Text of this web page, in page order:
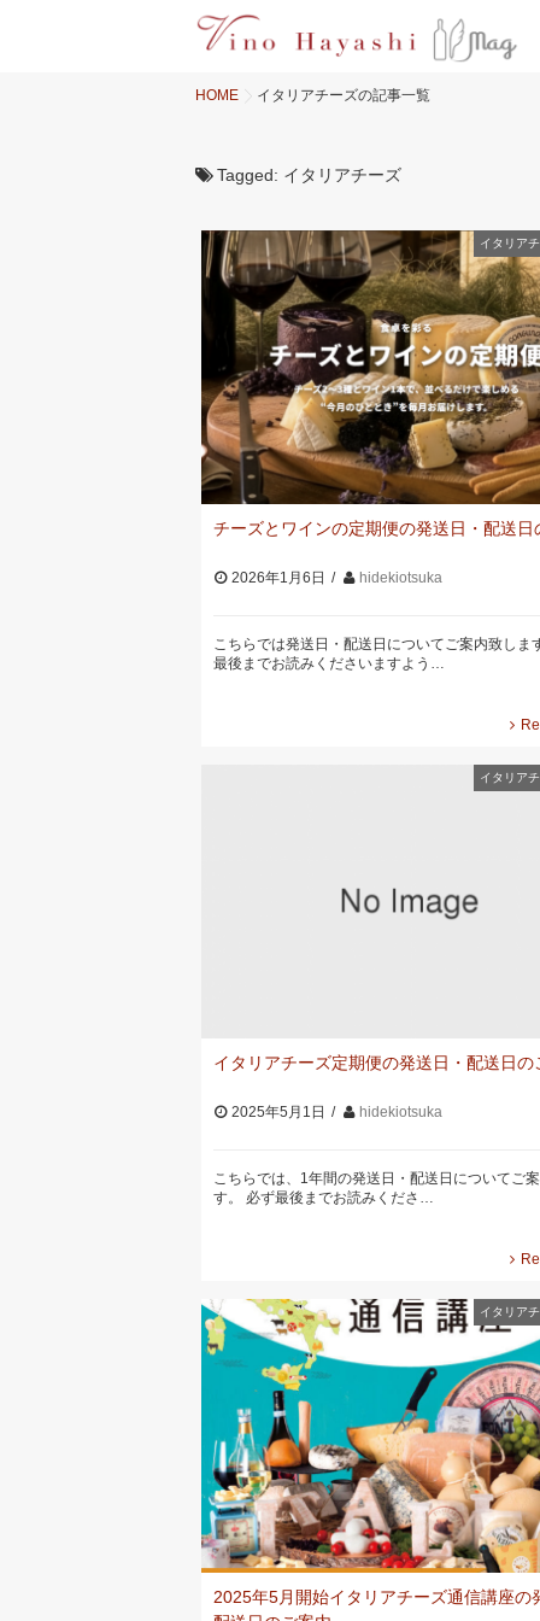
HOME イタリアチーズの記事一覧
Tagged: イタリアチーズ
イタリア
チーズとワインの定期便の発送日・配送日
2026年1月6日 hidekiotsuka
こちらでは発送日・配送日についてご案内致しま
最後までお読みくださいますよう…
イタリア
イタリアチーズ定期便の発送日・配送日の
2025年5月1日 hidekiotsuka
こちらでは、1年間の発送日・配送日についてご
す。 必ず最後までお読みくださ…
イタリア
2025年5月開始イタリアチーズ通信講座の